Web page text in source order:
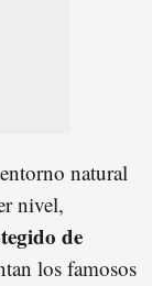
natural
nivel,
de
los famosos